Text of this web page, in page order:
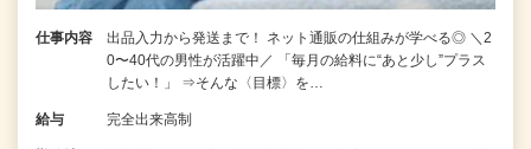
仕事内容
出品入力から発送まで！ ネット通販の仕組みが学べる◎ ＼2
0〜40代の男性が活躍中／ 「毎月の給料に“あと少し”プラス
したい！」 ⇒そんな〈目標〉を…
給与 完全出来高制